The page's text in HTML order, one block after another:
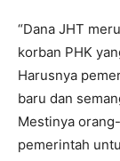
“Dana JHT
korban PHK
Harusnya
baru dan
Mestinya
pemerintah